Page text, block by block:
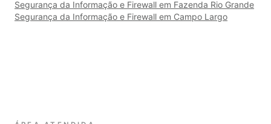
Segurança da Informação e Firewall em Fazenda Rio Grande
Segurança da Informação e Firewall em Campo Largo